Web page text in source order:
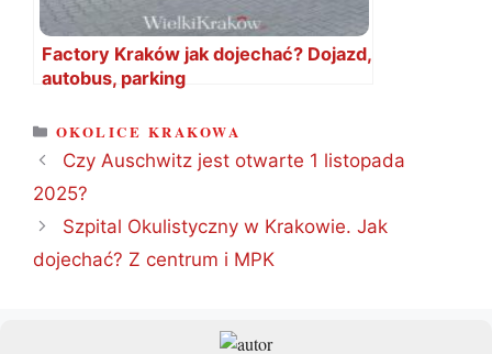
Factory Kraków jak dojechać? Dojazd,
autobus, parking
KATEGORIE
OKOLICE KRAKOWA
Czy Auschwitz jest otwarte 1 listopada
2025?
Szpital Okulistyczny w Krakowie. Jak
dojechać? Z centrum i MPK